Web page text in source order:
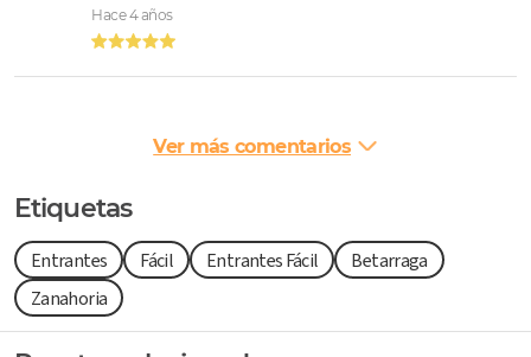
Hace 4 años
Ver más comentarios
Etiquetas
Entrantes Fácil Entrantes Fácil
Betarraga
Zanahoria